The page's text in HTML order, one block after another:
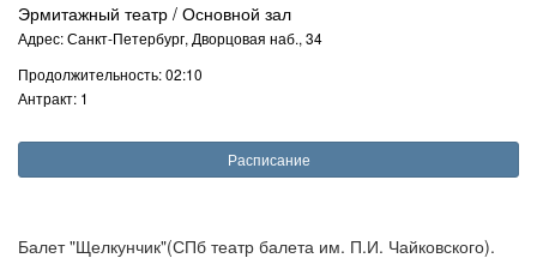
Эрмитажный театр / Основной зал
Адрес: Санкт-Петербург, Дворцовая наб., 34
Продолжительность: 02:10
Антракт: 1
Расписание
Балет "Щелкунчик"(СПб театр балета им. П.И. Чайковского).